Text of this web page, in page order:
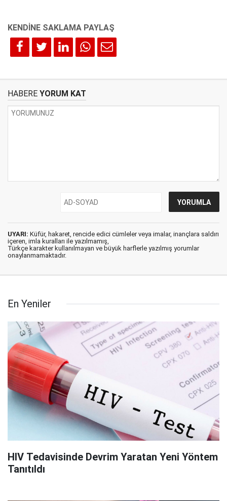
HABERE YORUM KAT
UYARI: Küfür, hakaret, rencide edici cümleler veya imalar, inançlara saldırı
içeren, imla kuralları ile yazılmamış,
Türkçe karakter kullanılmayan ve büyük harflerle yazılmış yorumlar
onaylanmamaktadır.
En Yeniler
HIV Tedavisinde Devrim Yaratan Yeni Yöntem
Tanıtıldı